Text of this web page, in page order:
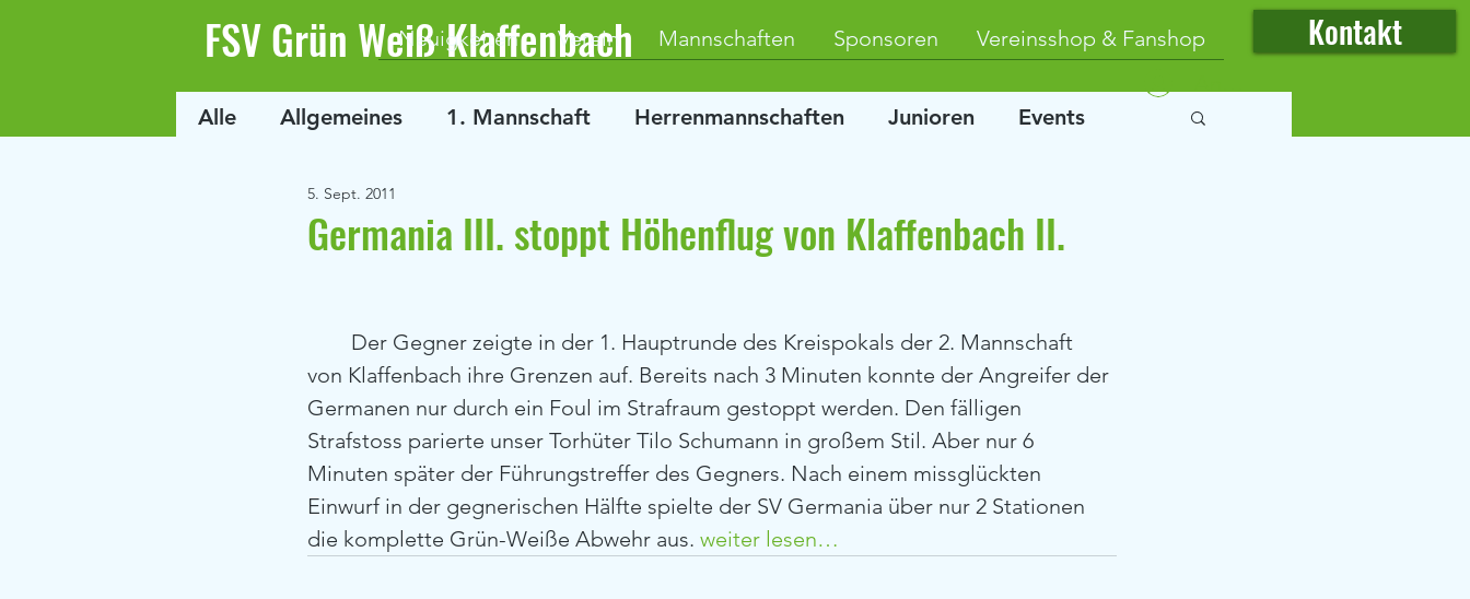
FSV Grün Weiß Klaffenbach
Neuigkeiten Verein Mannschaften Sponsoren Vereinsshop & Fanshop Kontakt
Alle
Allgemeines 1. Mannschaft Herrenmannschaften Junioren Events
Germania III. stoppt Höhenflug von Klaffenbach II.
5. Sept. 2011
von Klaffenbach ihre Grenzen auf. Bereits nach 3 Minuten konnte der Angreifer der
Germanen nur durch ein Foul im Strafraum gestoppt werden. Den fälligen
Strafstoss parierte unser Torhüter Tilo Schumann in großem Stil. Aber nur 6
Minuten später der Führungstreffer des Gegners. Nach einem missglückten
Einwurf in der gegnerischen Hälfte spielte der SV Germania über nur 2 Stationen
die komplette Grün-Weiße Abwehr aus. weiter lesen…